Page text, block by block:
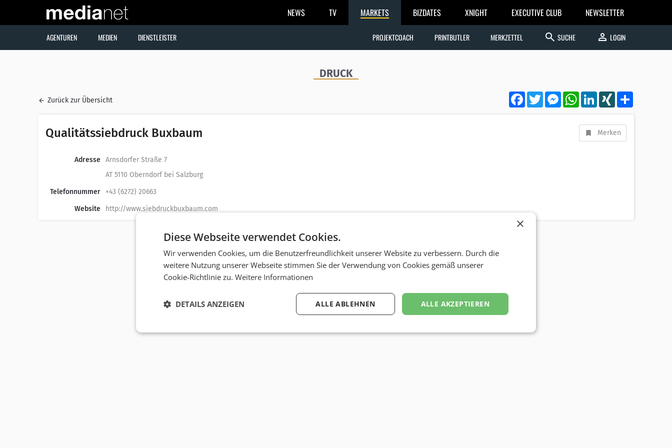
NEWS TV MARKETS BIZDATES XNIGHT EXECUTIVE CLUB NEWSLETTER
AGENTUREN MEDIEN DIENSTLEISTER PROJEKTCOACH PRINTBUTLER MERKZETTEL search SUCHE person LOGIN
DRUCK
Zurück zur Übersicht
FacebookTwitterMessengerWhatsApp
LinkedInXING
Qualitätssiebdruck Buxbaum Merken
Adresse Arnsdorfer Straße 7
AT 5110 Oberndorf bei Salzburg
Telefonnummer
+43 (6272) 20663
Website
http://www.siebdruckbuxbaum.com
×
Diese Webseite verwendet Cookies.
Wir verwenden Cookies, um die Benutzerfreundlichkeit unserer Website zu verbessern. Durch die
weitere Nutzung unserer Webseite stimmen Sie der Verwendung von Cookies gemäß unserer
Cookie-Richtlinie zu. Weitere Informationen
ALLE AKZEPTIEREN
ALLE ABLEHNEN
DETAILS ANZEIGEN